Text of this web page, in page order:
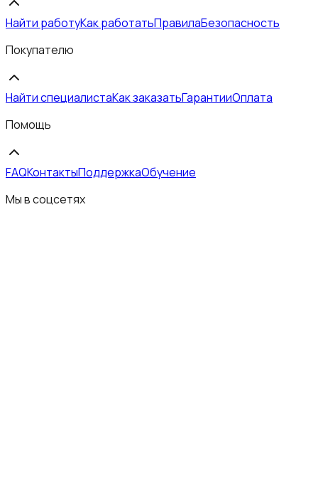
Найти работуКак работатьПравилаБезопасность
Покупателю
Найти специалистаКак заказатьГарантииОплата
Помощь
FAQКонтактыПоддержкаОбучение
Мы в соцсетях